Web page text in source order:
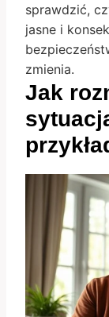
sprawdzić,
jasne i
zmienia.
Jak